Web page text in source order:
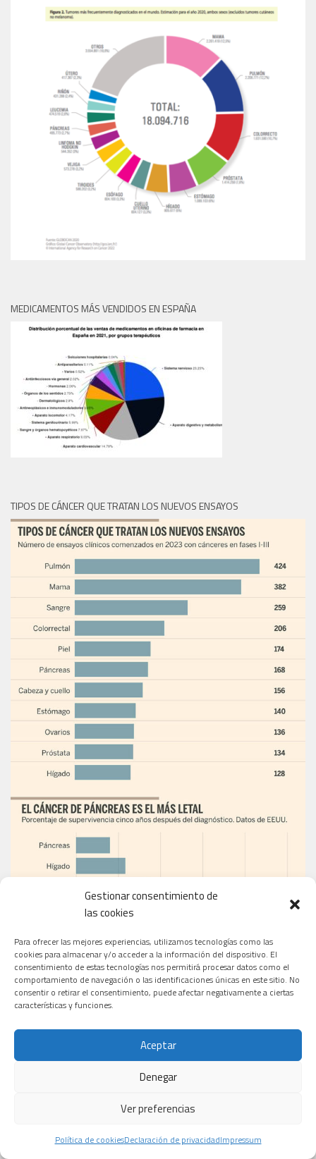
Gestionar consentimiento de
las cookies
Para ofrecer las mejores experiencias, utilizamos tecnologías como las
cookies para almacenar y/o acceder a la información del dispositivo. El
consentimiento de estas tecnologías nos permitirá procesar datos como el
comportamiento de navegación o las identificaciones únicas en este sitio. No
consentir o retirar el consentimiento, puede afectar negativamente a ciertas
características y funciones.
Aceptar
Denegar
Ver preferencias
Política de cookiesDeclaración de privacidadImpressum
MEDICAMENTOS MÁS VENDIDOS EN ESPAÑA
TIPOS DE CÁNCER QUE TRATAN LOS NUEVOS ENSAYOS